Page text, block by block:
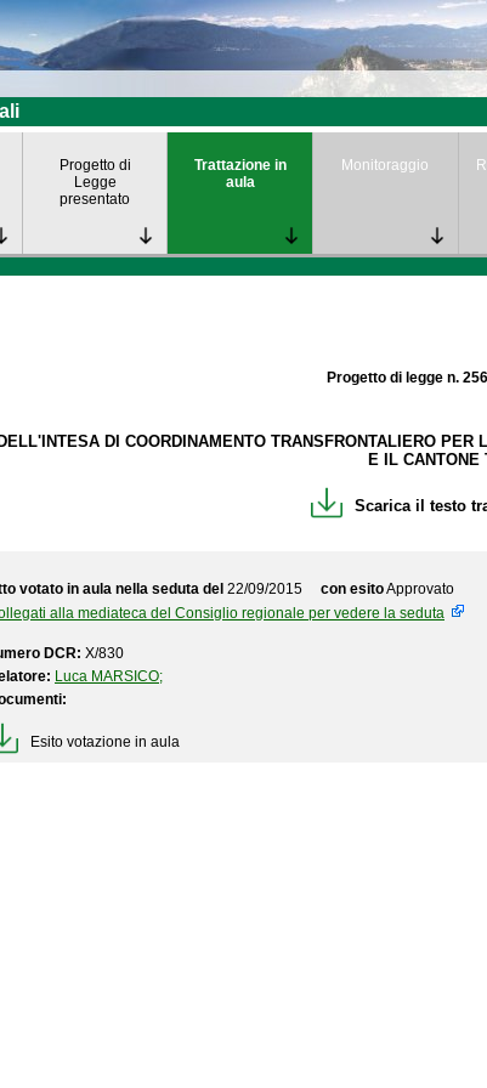
Progetto di
Legge
presentato
Trattazione in
aula
Monitoraggio
Progetto di legge n.
DI COORDINAMENTO TRANSFRONTALIERO
E IL CANTONE
Scarica il testo
votato in aula nella seduta del 22/09/2015 con esitoApprovato
alla mediateca del Consiglio regionale per vedere la seduta
DCR: X/830
Luca MARSICO;
Esito votazione in aula